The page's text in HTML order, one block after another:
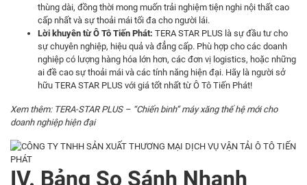
thùng dài, đồng thời mong muốn trải nghiệm tiện nghi nội thất cao
cấp nhất và sự thoải mái tối đa cho người lái.
Lời khuyên từ Ô Tô Tiến Phát: TERA STAR PLUS là sự đầu tư cho
sự chuyên nghiệp, hiệu quả và đẳng cấp. Phù hợp cho các doanh
nghiệp có lượng hàng hóa lớn hơn, các đơn vị logistics, hoặc những
ai đề cao sự thoải mái và các tính năng hiện đại. Hãy là người sở
hữu TERA STAR PLUS với giá tốt nhất từ Ô Tô Tiến Phát!
​Xem thêm: TERA-STAR PLUS – “Chiến binh” máy xăng thế hệ mới cho
doanh nghiệp hiện đại
IV. Bảng So Sánh Nhanh